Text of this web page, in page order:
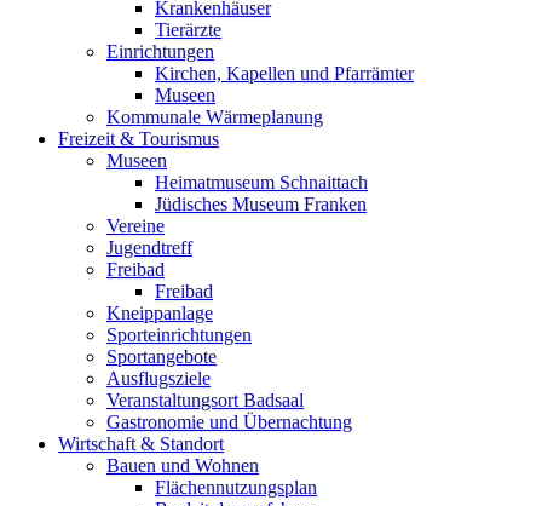
Krankenhäuser
Tierärzte
Einrichtungen
Kirchen, Kapellen und Pfarrämter
Museen
Kommunale Wärmeplanung
Freizeit & Tourismus
Museen
Heimatmuseum Schnaittach
Jüdisches Museum Franken
Vereine
Jugendtreff
Freibad
Freibad
Kneippanlage
Sporteinrichtungen
Sportangebote
Ausflugsziele
Veranstaltungsort Badsaal
Gastronomie und Übernachtung
Wirtschaft & Standort
Bauen und Wohnen
Flächennutzungsplan